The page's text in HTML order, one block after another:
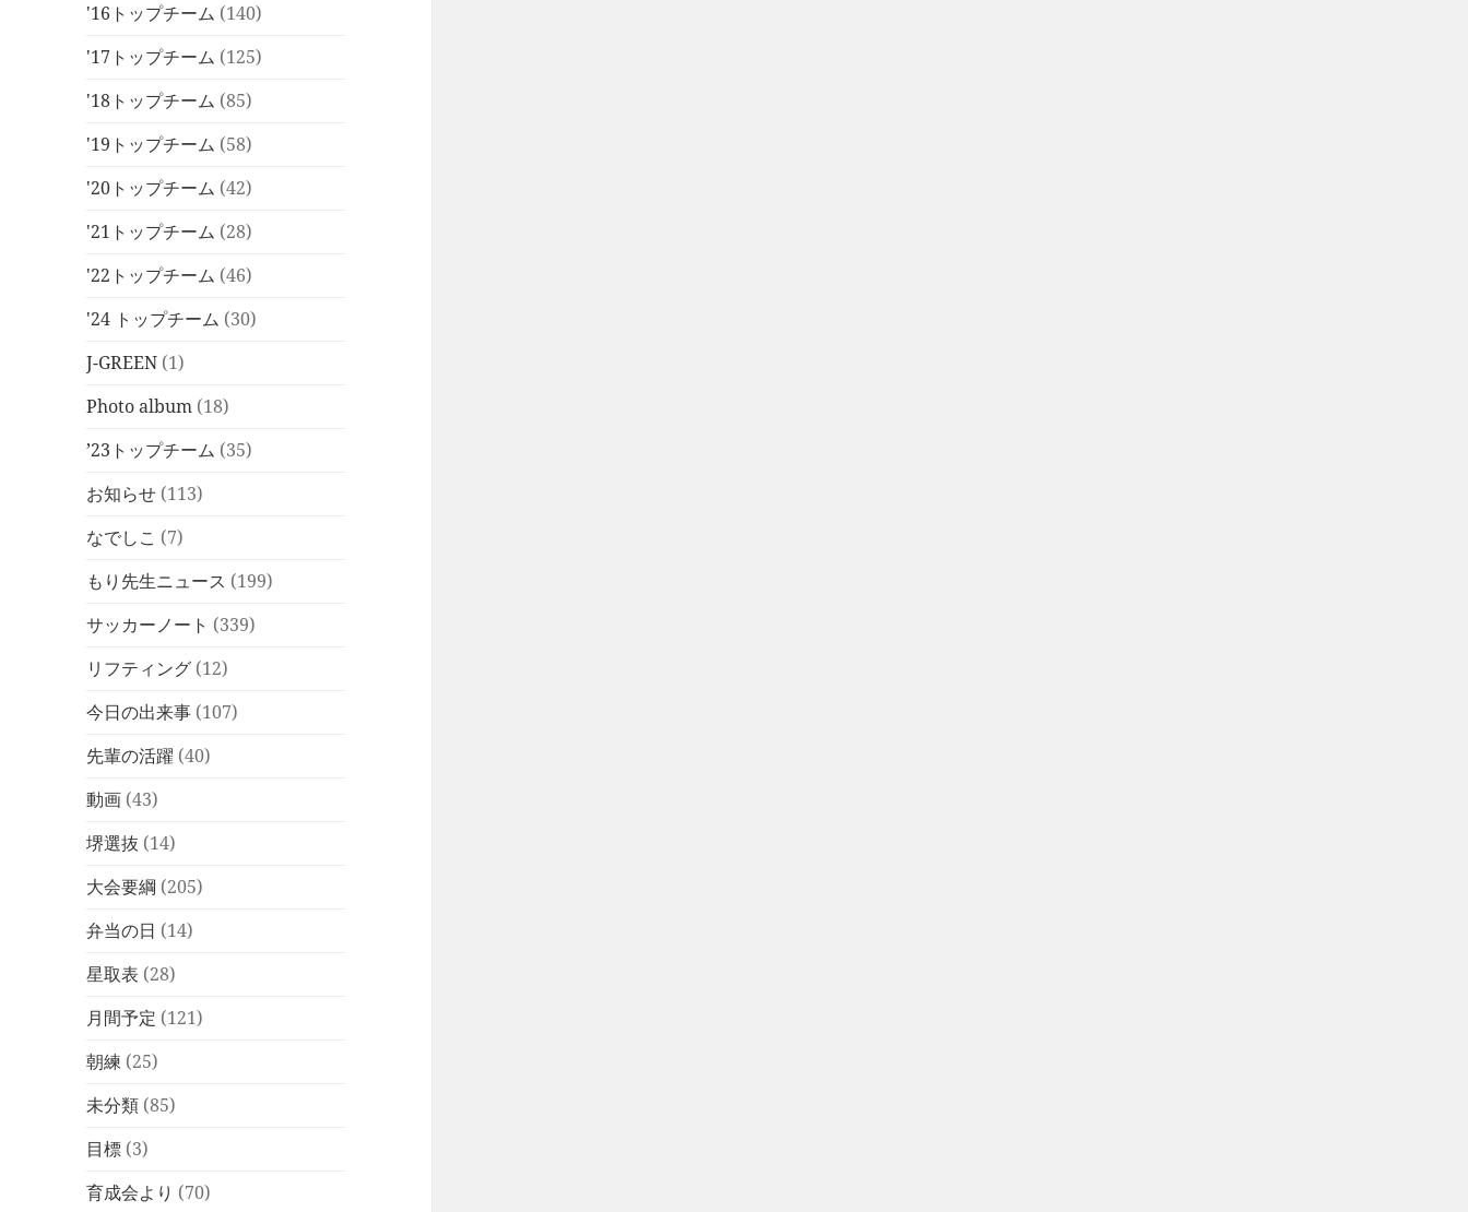
'16トップチーム (140)
'17トップチーム (125)
'18トップチーム (85)
'19トップチーム (58)
'20トップチーム (42)
'21トップチーム (28)
'22トップチーム (46)
'24 トップチーム (30)
J-GREEN (1)
Photo album (18)
’23トップチーム (35)
お知らせ (113)
なでしこ (7)
もり先生ニュース (199)
サッカーノート (339)
リフティング (12)
今日の出来事 (107)
先輩の活躍 (40)
動画 (43)
堺選抜 (14)
大会要綱 (205)
弁当の日 (14)
星取表 (28)
月間予定 (121)
朝練 (25)
未分類 (85)
目標 (3)
育成会より (70)